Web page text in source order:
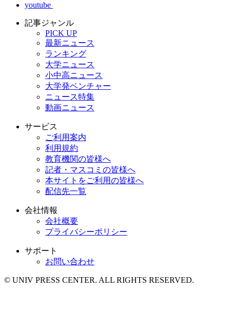
youtube
記事ジャンル
PICK UP
最新ニュース
ランキング
大学ニュース
小中高ニュース
大学発ベンチャー
ニュース特集
動画ニュース
サービス
ご利用案内
利用規約
教育機関の皆様へ
記者・マスコミの皆様へ
本サイトをご利用の皆様へ
配信先一覧
会社情報
会社概要
プライバシーポリシー
サポート
お問い合わせ
© UNIV PRESS CENTER. ALL RIGHTS RESERVED.